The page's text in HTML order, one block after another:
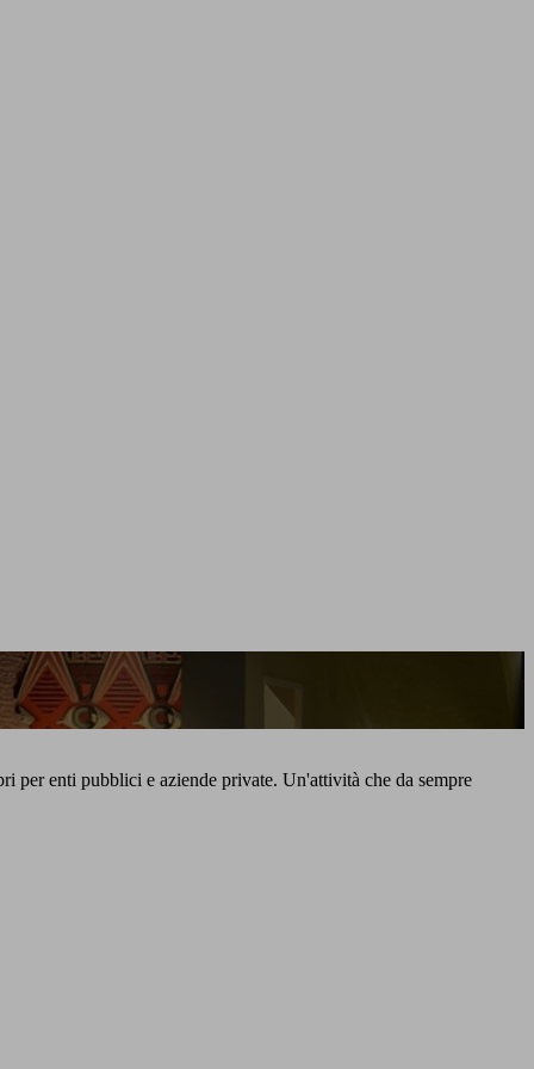
per enti pubblici e aziende private. Un'attività che da sempre